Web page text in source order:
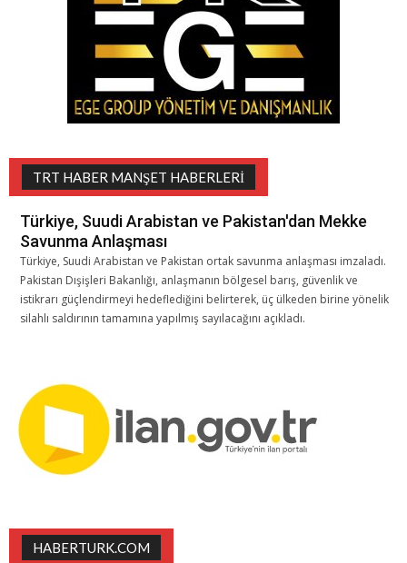
TRT HABER MANŞET HABERLERI
Türkiye, Suudi Arabistan ve Pakistan'dan Mekke
Savunma Anlaşması
Türkiye, Suudi Arabistan ve Pakistan ortak savunma anlaşması imzaladı.
Pakistan Dışişleri Bakanlığı, anlaşmanın bölgesel barış, güvenlik ve
istikrarı güçlendirmeyi hedeflediğini belirterek, üç ülkeden birine yönelik
silahlı saldırının tamamına yapılmış sayılacağını açıkladı.
HABERTURK.COM